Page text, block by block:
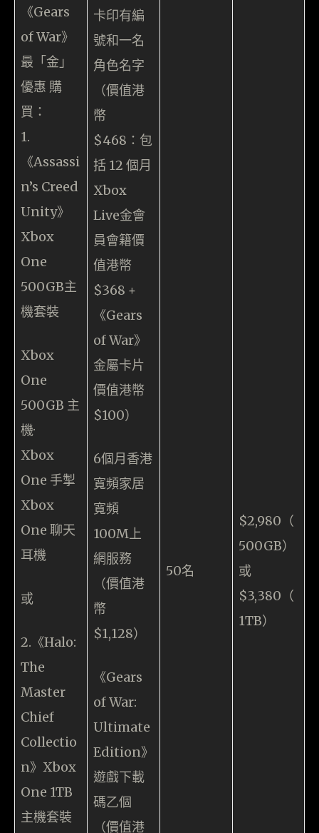
《Gears
of War》
最「金」
優惠 購
買：
1.
《Assassi
n’s Creed
Unity》
Xbox
One
500GB主
機套裝
Xbox
One
500GB 主
機·
Xbox
One 手掣
Xbox
One 聊天
耳機
或
2.《Halo:
The
Master
Chief
Collectio
n》Xbox
One 1TB
主機套裝
卡印有編
號和一名
角色名字
（價值港
幣
$468：包
括 12 個月
Xbox
Live金會
員會籍價
值港幣
$368 +
《Gears
of War》
金屬卡片
價值港幣
$100）
6個月香港
寬頻家居
寬頻
100M上
網服務
（價值港
幣
$1,128）
《Gears
of War:
Ultimate
Edition》
遊戲下載
碼乙個
（價值港
50名
$2,980（
500GB）
或
$3,380（
1TB）